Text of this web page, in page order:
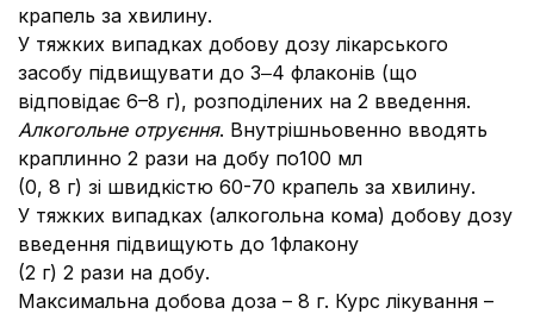
крапель за хвилину.
У тяжких випадках добову дозу лікарського
засобу підвищувати до 3‒4 флаконів (що
відповідає 6–8 г), розподілених на 2 введення.
Алкогольне отруєння. Внутрішньовенно вводять
краплинно 2 рази на добу по100 мл
(0, 8 г) зі швидкістю 60-70 крапель за хвилину.
У тяжких випадках (алкогольна кома) добову дозу
введення підвищують до 1флакону
(2 г) 2 рази на добу.
Максимальна добова доза – 8 г. Курс лікування –